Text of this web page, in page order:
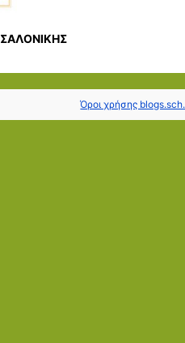
Όροι χρήσης